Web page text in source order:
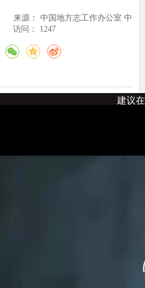
来源： 中国地方志工作办公室 中
访问： 1247